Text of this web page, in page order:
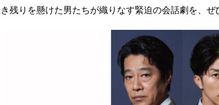
残りを懸けた男たちが織りなす緊迫の会話劇を、ぜ